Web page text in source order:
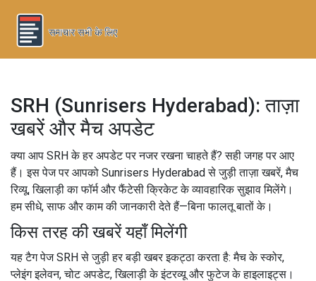
SRH (Sunrisers Hyderabad): ताज़ा
खबरें और मैच अपडेट
क्या आप SRH के हर अपडेट पर नजर रखना चाहते हैं? सही जगह पर आए
हैं। इस पेज पर आपको Sunrisers Hyderabad से जुड़ी ताज़ा खबरें, मैच
रिव्यू, खिलाड़ी का फॉर्म और फैंटेसी क्रिकेट के व्यावहारिक सुझाव मिलेंगे।
हम सीधे, साफ और काम की जानकारी देते हैं—बिना फालतू बातों के।
किस तरह की खबरें यहाँ मिलेंगी
यह टैग पेज SRH से जुड़ी हर बड़ी खबर इकट्ठा करता है: मैच के स्कोर,
प्लेइंग इलेवन, चोट अपडेट, खिलाड़ी के इंटरव्यू और फुटेज के हाइलाइट्स।